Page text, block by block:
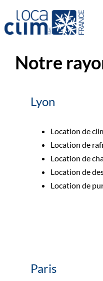
au
contenu
Nos matériels de location
Vos besoins
Nous contacter : 04 72 48
Accueil Notre rayon
Notre
Lyon
Location de
Location de
Location de
Location de
Location de
Paris